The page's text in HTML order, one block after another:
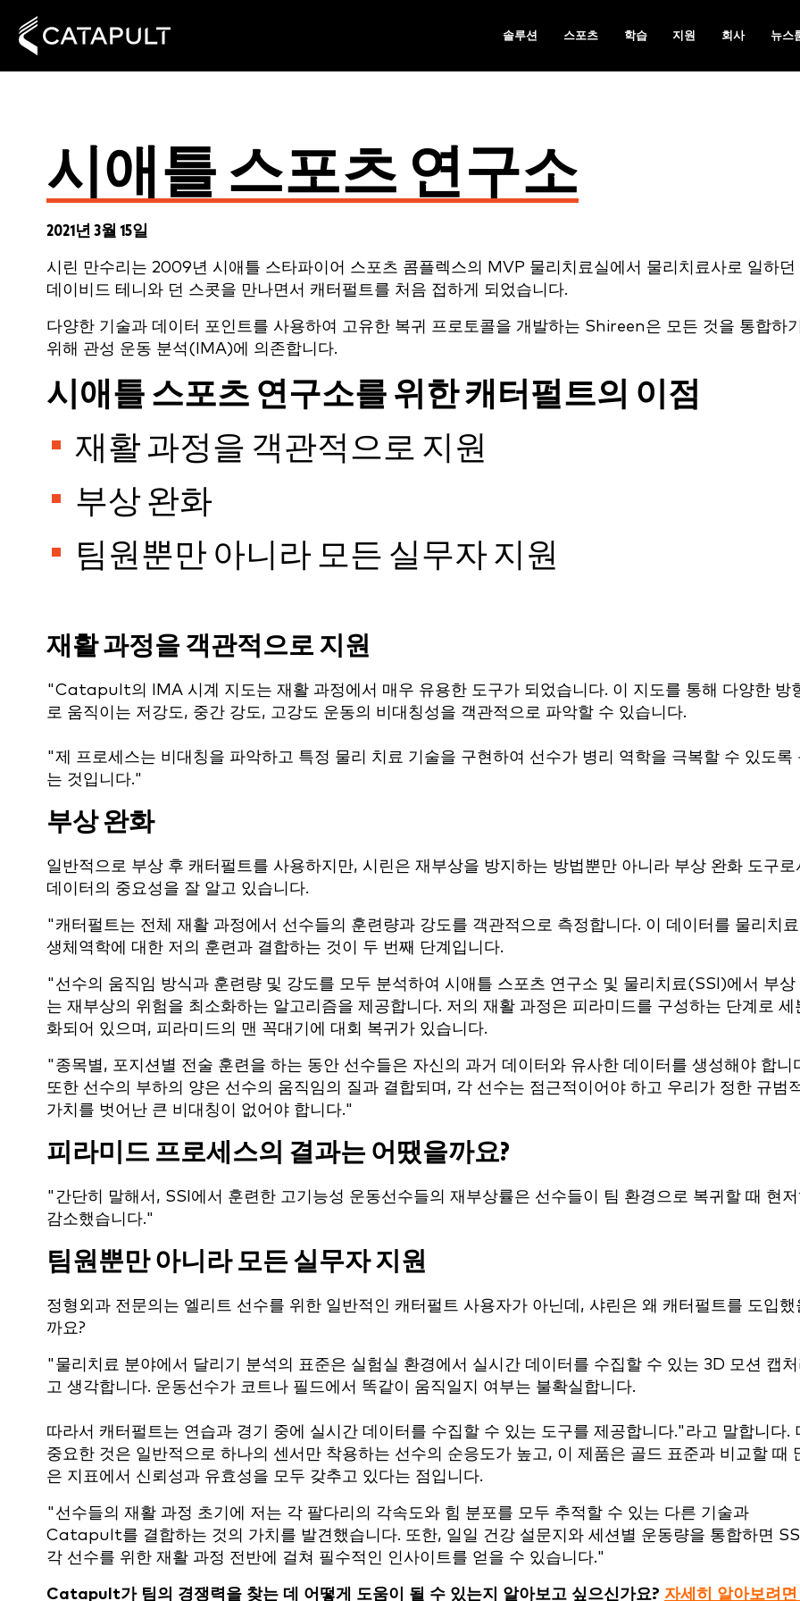
솔루션 스포츠 학습 지원 회사 뉴스
시애틀 스포츠 연구소
2021년 3월 15일
시린 만수리는 2009년 시애틀 스타파이어 스포츠 콤플렉스의 MVP 물리치료실에서 물리치료사로 일하던
데이비드 테니와 던 스콧을 만나면서 캐터펄트를 처음 접하게 되었습니다.
다양한 기술과 데이터 포인트를 사용하여 고유한 복귀 프로토콜을 개발하는 Shireen은 모든 것을 통합하기
위해 관성 운동 분석(IMA)에 의존합니다.
시애틀 스포츠 연구소를 위한 캐터펄트의 이점
재활 과정을 객관적으로 지원
부상 완화
팀원뿐만 아니라 모든 실무자 지원
재활 과정을 객관적으로 지원
"Catapult의 IMA 시계 지도는 재활 과정에서 매우 유용한 도구가 되었습니다. 이 지도를 통해 다양한 방
로 움직이는 저강도, 중간 강도, 고강도 운동의 비대칭성을 객관적으로 파악할 수 있습니다.
"제 프로세스는 비대칭을 파악하고 특정 물리 치료 기술을 구현하여 선수가 병리 역학을 극복할 수 있도록
는 것입니다."
부상 완화
일반적으로 부상 후 캐터펄트를 사용하지만, 시린은 재부상을 방지하는 방법뿐만 아니라 부상 완화 도구로
데이터의 중요성을 잘 알고 있습니다.
"캐터펄트는 전체 재활 과정에서 선수들의 훈련량과 강도를 객관적으로 측정합니다. 이 데이터를 물리치
생체역학에 대한 저의 훈련과 결합하는 것이 두 번째 단계입니다.
"선수의 움직임 방식과 훈련량 및 강도를 모두 분석하여 시애틀 스포츠 연구소 및 물리치료(SSI)에서 부상
는 재부상의 위험을 최소화하는 알고리즘을 제공합니다. 저의 재활 과정은 피라미드를 구성하는 단계로 세
화되어 있으며, 피라미드의 맨 꼭대기에 대회 복귀가 있습니다.
"종목별, 포지션별 전술 훈련을 하는 동안 선수들은 자신의 과거 데이터와 유사한 데이터를 생성해야 합니
또한 선수의 부하의 양은 선수의 움직임의 질과 결합되며, 각 선수는 점근적이어야 하고 우리가 정한 규범
가치를 벗어난 큰 비대칭이 없어야 합니다."
피라미드 프로세스의 결과는 어땠을까요?
"간단히 말해서, SSI에서 훈련한 고기능성 운동선수들의 재부상률은 선수들이 팀 환경으로 복귀할 때 현저
감소했습니다."
팀원뿐만 아니라 모든 실무자 지원
정형외과 전문의는 엘리트 선수를 위한 일반적인 캐터펄트 사용자가 아닌데, 샤린은 왜 캐터펄트를 도입했
까요?
"물리치료 분야에서 달리기 분석의 표준은 실험실 환경에서 실시간 데이터를 수집할 수 있는 3D 모션 캡
고 생각합니다. 운동선수가 코트나 필드에서 똑같이 움직일지 여부는 불확실합니다.
따라서 캐터펄트는 연습과 경기 중에 실시간 데이터를 수집할 수 있는 도구를 제공합니다."라고 말합니다.
중요한 것은 일반적으로 하나의 센서만 착용하는 선수의 순응도가 높고, 이 제품은 골드 표준과 비교할 때
은 지표에서 신뢰성과 유효성을 모두 갖추고 있다는 점입니다.
"선수들의 재활 과정 초기에 저는 각 팔다리의 각속도와 힘 분포를 모두 추적할 수 있는 다른 기술과
Catapult를 결합하는 것의 가치를 발견했습니다. 또한, 일일 건강 설문지와 세션별 운동량을 통합하면
각 선수를 위한 재활 과정 전반에 걸쳐 필수적인 인사이트를 얻을 수 있습니다."
Catapult가 팀의 경쟁력을 찾는 데 어떻게 도움이 될 수 있는지 알아보고 싶으신가요? 자세히 알아보려면